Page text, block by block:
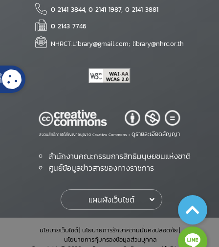
0 2141 3844, 0 2141 1987, 0 2141 3881
0 2143 7746
NHRCT.Library@gmail.com; library@nhrc.or.th
สงวนสิทธิ์ภายใต้สัญญาอนุญาต Creative Commons • ดูรายละเอียดสัญญา
สำนักงานคณะกรรมการสิทธิมนุษยชนแห่งชาติ
ศูนย์ข้อมูลข่าวสารของทางราชการ
แผนผังเว็บไซต์
นโยบายเว็บไซต์ นโยบายการรักษาความมั่นคงปลอดภัย
นโยบายการคุ้มครองข้อมูลส่วนบุคคล